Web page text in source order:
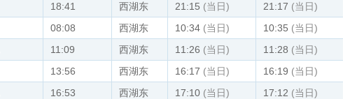
18:41 西湖东 21:15 (当日) 21:17 (当日)
08:08 西湖东 10:34 (当日) 10:35 (当日)
11:09 西湖东 11:26 (当日) 11:28 (当日)
13:56 西湖东 16:17 (当日) 16:19 (当日)
16:53 西湖东 17:10 (当日) 17:12 (当日)